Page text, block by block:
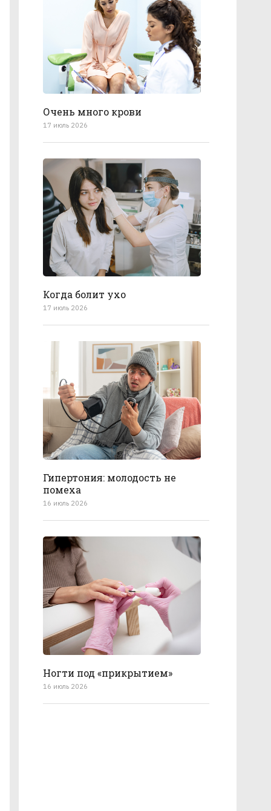
Очень много крови
17 июль 2026
Когда болит ухо
17 июль 2026
Гипертония: молодость не
помеха
16 июль 2026
Ногти под «прикрытием»
16 июль 2026